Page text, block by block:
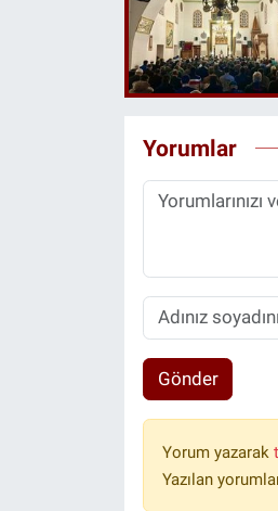
Yorumlar
Gönder
Yorum yazarak
Yazılan